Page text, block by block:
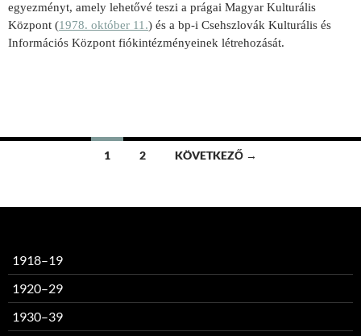
egyezményt, amely lehetővé teszi a prágai Magyar Kulturális
Központ (1978. október 11.) és a bp-i Csehszlovák Kulturális és
Információs Központ fiókintézményeinek létrehozását.
Bejegyzések
1 2 KÖVETKEZŐ →
1918–19
1920–29
1930–39